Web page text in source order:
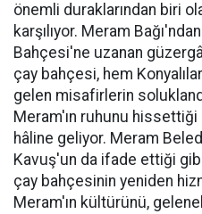
önemli duraklarından biri
karşılıyor. Meram
Bahçesi'ne uzanan
çay bahçesi, hem
gelen misafirlerin
Meram'ın ruhunu
hâline geliyor. Meram
Kavuş'un da ifade ettiği
çay bahçesinin yeniden
Meram'ın kültürünü,